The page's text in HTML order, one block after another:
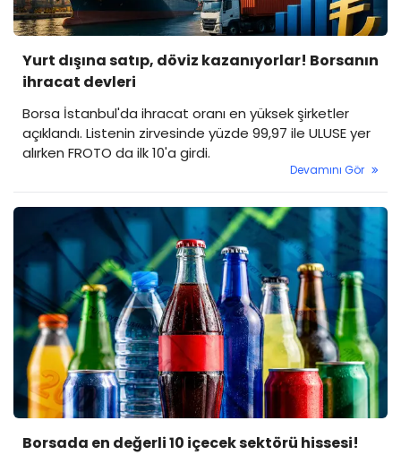
Yurt dışına satıp, döviz kazanıyorlar! Borsanın
ihracat devleri
Borsa İstanbul'da ihracat oranı en yüksek şirketler
açıklandı. Listenin zirvesinde yüzde 99,97 ile ULUSE yer
alırken FROTO da ilk 10'a girdi.
Devamını Gör
Borsada en değerli 10 içecek sektörü hissesi!